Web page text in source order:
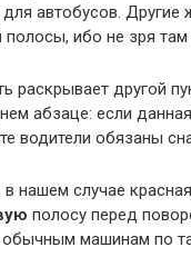
автобусов. Другие
полосы, ибо не зря
раскрывает другой
абзаце: если
водители обязаны
в нашем случае
полосу перед
обычным машинам по